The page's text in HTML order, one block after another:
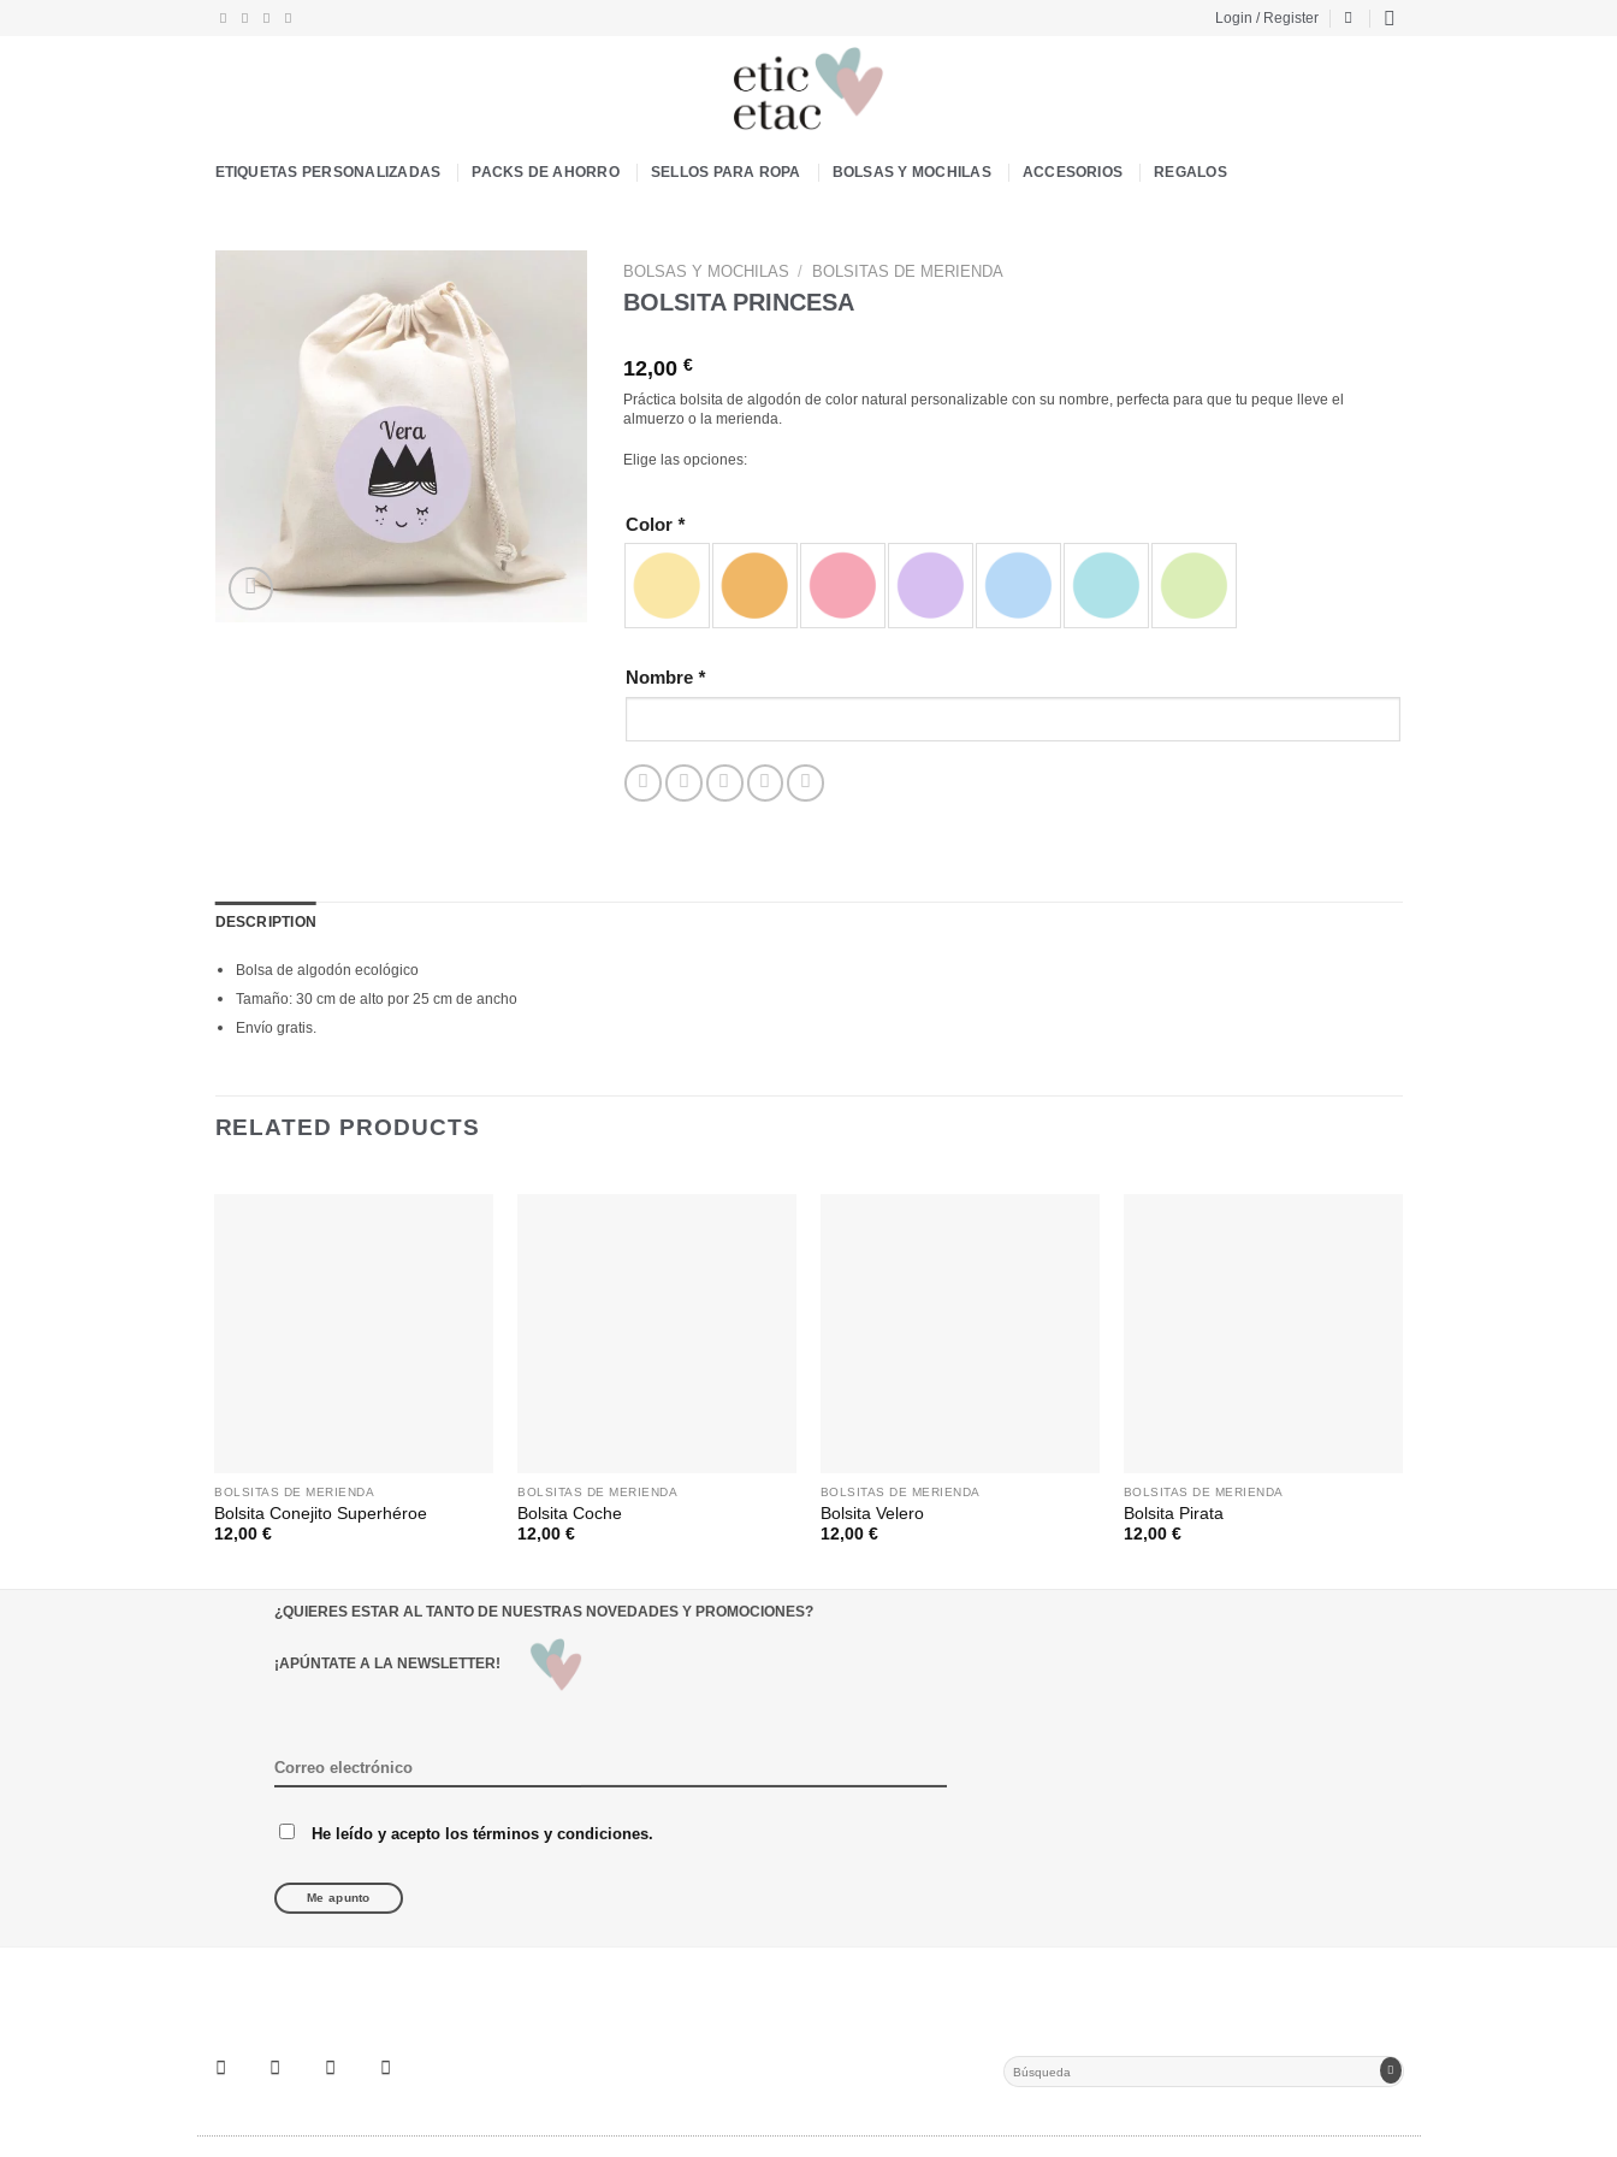
Login / Register
ETIQUETAS PERSONALIZADAS PACKS DE AHORRO SELLOS PARA ROPA BOLSAS Y MOCHILAS ACCESORIOS REGALOS
BOLSAS Y MOCHILAS / BOLSITAS DE MERIENDA
BOLSITA PRINCESA
12,00 €
Práctica bolsita de algodón de color natural personalizable con su nombre, perfecta para que tu peque lleve el
almuerzo o la merienda.
Elige las opciones:
Color *
Nombre *
DESCRIPTION
Bolsa de algodón ecológico
Tamaño: 30 cm de alto por 25 cm de ancho
Envío gratis.
RELATED PRODUCTS
BOLSITAS DE MERIENDA
Bolsita Conejito Superhéroe
12,00€
BOLSITAS DE MERIENDA
Bolsita Coche
12,00€
BOLSITAS DE MERIENDA
Bolsita Velero
12,00 €
BOLSITAS DE MERIENDA
Bolsita Pirata
12,00 €
¿QUIERES ESTAR AL TANTO DE NUESTRAS NOVEDADES Y PROMOCIONES?
¡APÚNTATE A LA NEWSLETTER!
He leído y acepto los términos y condiciones.
Search
for: